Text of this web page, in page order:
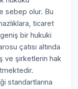
sebep olur. Bu
ticaret
bir hukuki
çatısı altında
ve şirketlerin hak
standartlarına